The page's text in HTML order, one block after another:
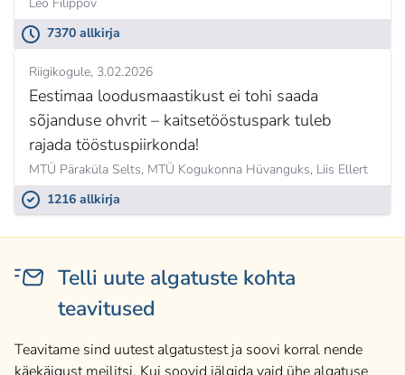
7370 allkirja
Riigikogule 3.02.2026
Eestimaa loodusmaastikust ei tohi saada
sõjanduse ohvrit – kaitsetööstuspark tuleb
rajada tööstuspiirkonda!
MTÜ Päraküla Selts, MTÜ Kogukonna Hüvanguks, Liis Ellert
1216 allkirja
Telli uute algatuste kohta
teavitused
Teavitame sind uutest algatustest ja soovi korral nende